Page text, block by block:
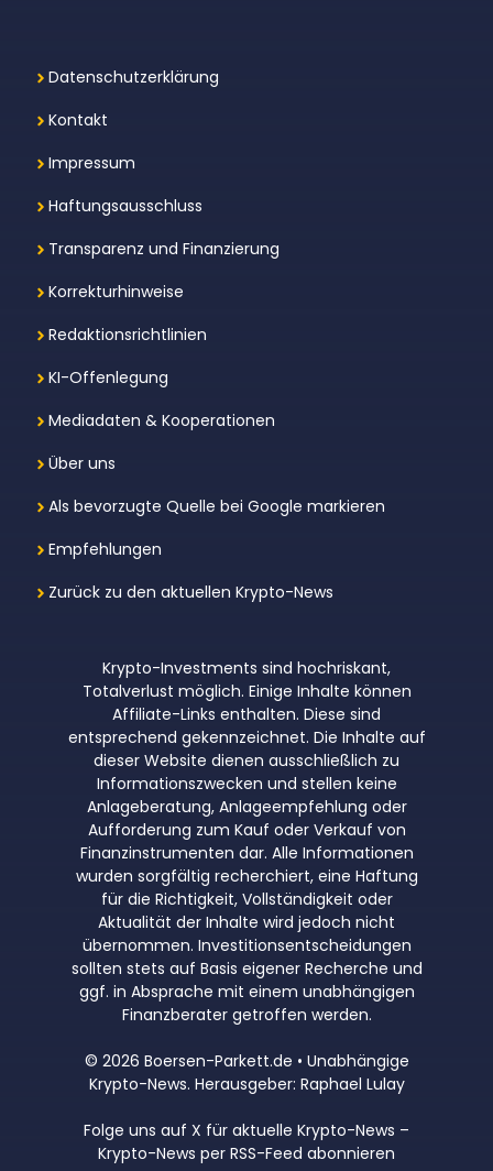
Datenschutzerklärung
Kontakt
Impressum
Haftungsausschluss
Transparenz und Finanzierung
Korrekturhinweise
Redaktionsrichtlinien
KI-Offenlegung
Mediadaten & Kooperationen
Über uns
Als bevorzugte Quelle bei Google markieren
Empfehlungen
Zurück zu den aktuellen Krypto-News
Krypto-Investments sind hochriskant,
Totalverlust möglich. Einige Inhalte können
Affiliate-Links enthalten. Diese sind
entsprechend gekennzeichnet. Die Inhalte auf
dieser Website dienen ausschließlich zu
Informationszwecken und stellen keine
Anlageberatung, Anlageempfehlung oder
Aufforderung zum Kauf oder Verkauf von
Finanzinstrumenten dar. Alle Informationen
wurden sorgfältig recherchiert, eine Haftung
für die Richtigkeit, Vollständigkeit oder
Aktualität der Inhalte wird jedoch nicht
übernommen. Investitionsentscheidungen
sollten stets auf Basis eigener Recherche und
ggf. in Absprache mit einem unabhängigen
Finanzberater getroffen werden.
© 2026 Boersen-Parkett.de • Unabhängige
Krypto-News. Herausgeber: Raphael Lulay
Folge uns auf X für aktuelle Krypto-News –
Krypto-News per RSS-Feed abonnieren